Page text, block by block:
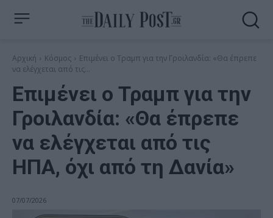
Αρχική Κόσμος
Επιμένει ο Τραμπ για την Γροιλανδία: «Θα έπρεπε
να ελέγχεται από τις...
Επιμένει ο Τραμπ για την
Γροιλανδία: «Θα έπρεπε
να ελέγχεται από τις
ΗΠΑ, όχι από τη Δανία»
07/07/2026